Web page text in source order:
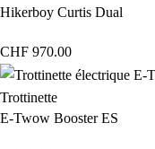
Hikerboy Curtis Dual
CHF 970.00
Trottinette
E-Twow Booster ES